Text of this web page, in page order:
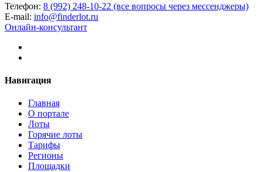
Телефон: 8 (992) 248-10-22 (все вопросы через мессенджеры)
E-mail: info@finderlot.ru
Онлайн-консультант
Навигация
Главная
О портале
Лоты
Горячие лоты
Тарифы
Регионы
Площадки